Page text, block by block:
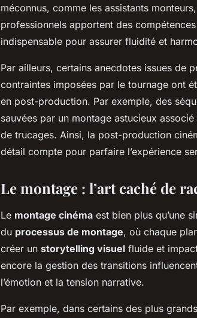
méconnus, comme les assistants
professionnels apportent des
indispensable pour assurer fluidité et
Par ailleurs, certains anecdotes issues de
contraintes imposées par le tournage ont
en post-production. Par exemple, des
sauvées par un montage astucieux
de trucages. Ainsi, la post-production
détail compte pour parfaire l’expérience
Le montage : l’art caché de
Le montage cinéma est bien plus qu’une
du processus de montage, où chaque
créer un storytelling visuel fluide et
encore la gestion des transitions
l’émotion et la tension narrative.
Par exemple, dans certains des plus